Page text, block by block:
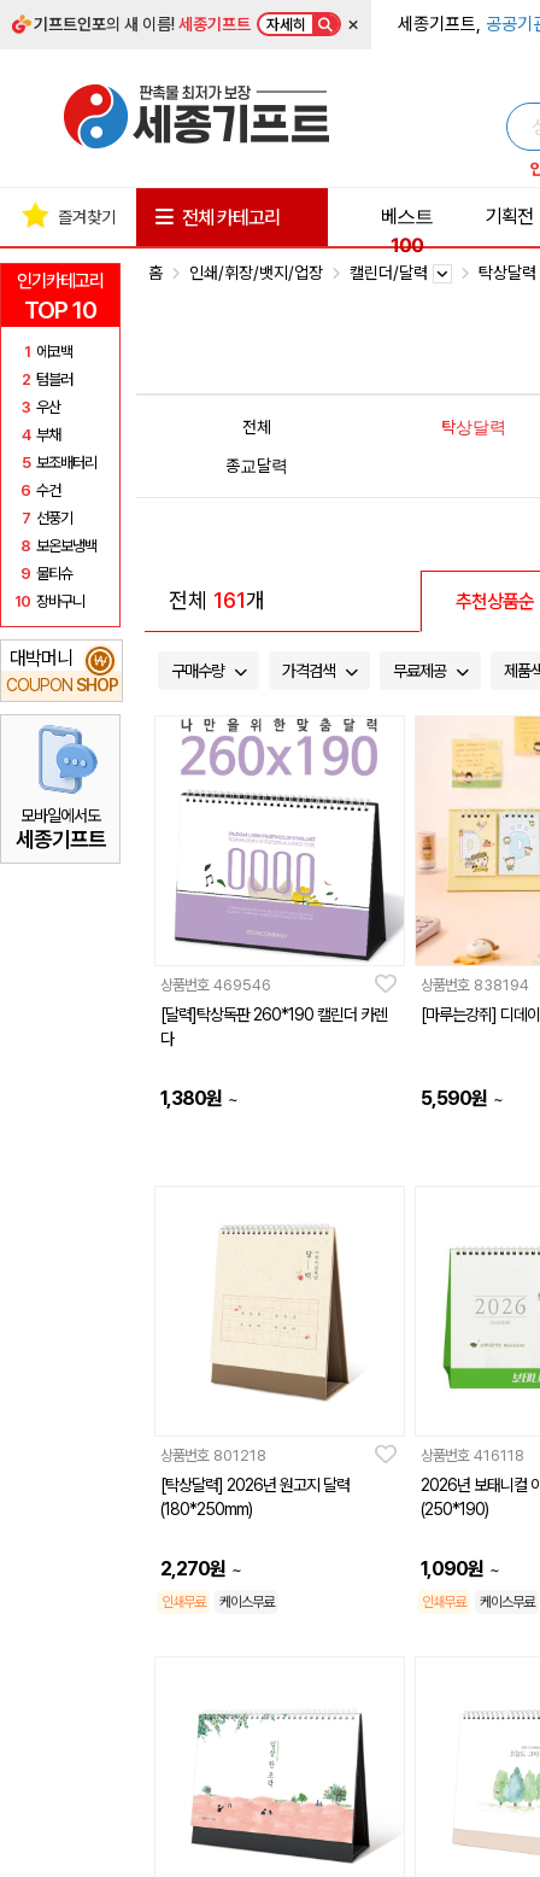
기프트인포의 새 이름!세종기프트 자세히 × 세종기프트, 공공기
인기카테고리
TOP 10
1 에코백
2 텀블러
3 우산
4 부채
5 보조배터리
6 수건
7 선풍기
8 보온보냉백
9 물티슈
10 장바구니
대박머니
COUPON SHOP
₩
모바일에서도
세종기프트
즐겨찾기 전체 카테고리
베스트
100
기획전
홈 인쇄/휘장/뱃지/업장 캘린더/달력 탁상달력
전체
탁상달력
종교달력
전체 161개 추천상품순
구매수량 가격검색 무료제공 제품
상품번호 469546
[달력]탁상독판 260*190 캘린더 카렌
다
1,380원 ~
상품번호 838194
[마루는강쥐] 디데
5,590원 ~
상품번호 801218
[탁상달력] 2026년 원고지 달력
(180*250mm)
2,270원 ~
인쇄무료 케이스무료
상품번호 416118
2026년 보태니컬
(250*190)
1,090원 ~
인쇄무료 케이스무료